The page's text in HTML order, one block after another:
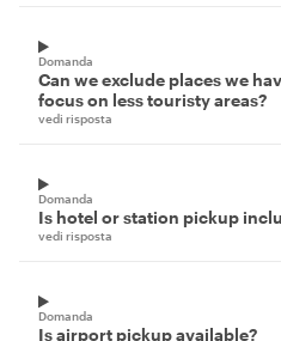
Domanda
Can we exclude places we
focus on less touristy areas?
vedi risposta
Domanda
Is hotel or station pickup
vedi risposta
Domanda
Is airport pickup available?